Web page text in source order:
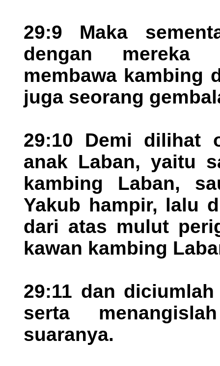
29:9 Maka
dengan mereka
membawa kambing
juga seorang
29:10 Demi dilihat
anak Laban, yaitu
kambing Laban,
Yakub hampir, lalu
dari atas mulut
kawan kambing
29:11 dan
serta
suaranya.